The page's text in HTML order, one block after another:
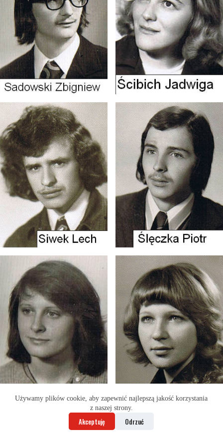
Używamy plików cookie, aby zapewnić najlepszą jakość korzystania
z naszej strony.
Akceptuję Odrzuć